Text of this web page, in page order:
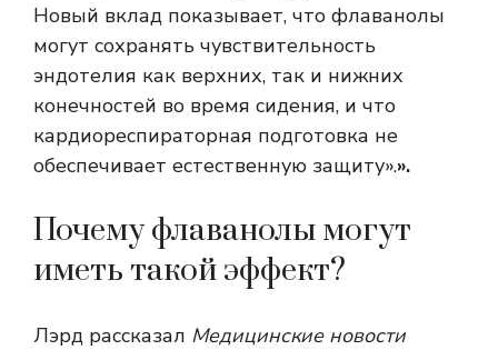
Новый вклад показывает, что флаванолы
могут сохранять чувствительность
эндотелия как верхних, так и нижних
конечностей во время сидения, и что
кардиореспираторная подготовка не
обеспечивает естественную защиту».».
Почему флаванолы могут
иметь такой эффект?
Лэрд рассказал Медицинские новости